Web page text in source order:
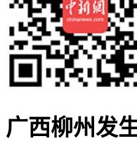
广西柳州发